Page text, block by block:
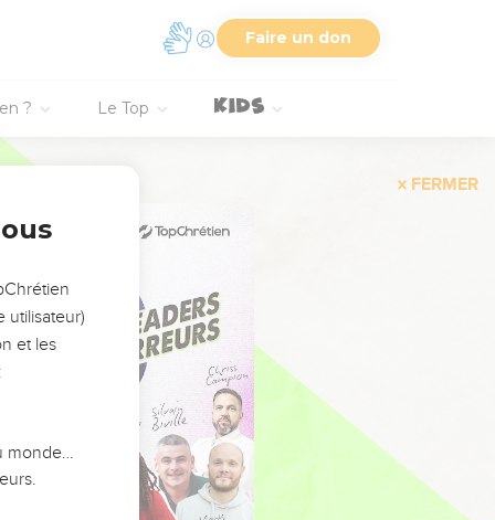
Faire un don
? Le Top
FERMER
utilisateur)
et les
monde…